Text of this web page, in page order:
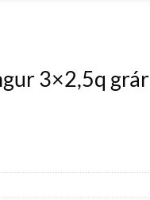
3×2,5q grár